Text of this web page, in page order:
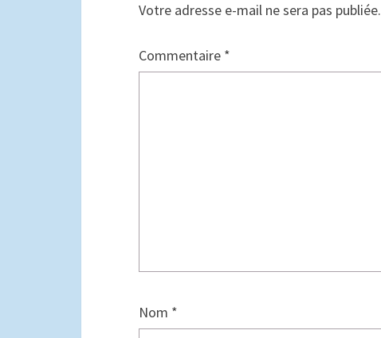
Votre adresse e-mail ne sera pas publiée.
Commentaire *
Nom *